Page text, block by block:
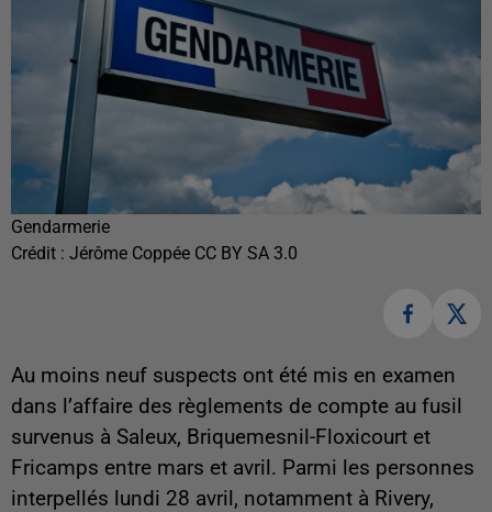
Gendarmerie
Crédit : Jérôme Coppée CC BY SA 3.0
Au moins neuf suspects ont été mis en examen
dans l’affaire des règlements de compte au fusil
survenus à Saleux, Briquemesnil-Floxicourt et
Fricamps entre mars et avril. Parmi les personnes
interpellés lundi 28 avril, notamment à Rivery,